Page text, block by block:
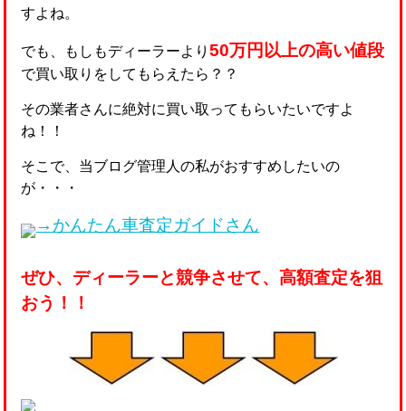
すよね。
でも、もしもディーラーより50万円以上の高い値段
で買い取りをしてもらえたら？？
その業者さんに絶対に買い取ってもらいたいですよ
ね！！
そこで、当ブログ管理人の私がおすすめしたいの
が・・・
→かんたん車査定ガイドさん
ぜひ、ディーラーと競争させて、高額査定を狙
おう！！